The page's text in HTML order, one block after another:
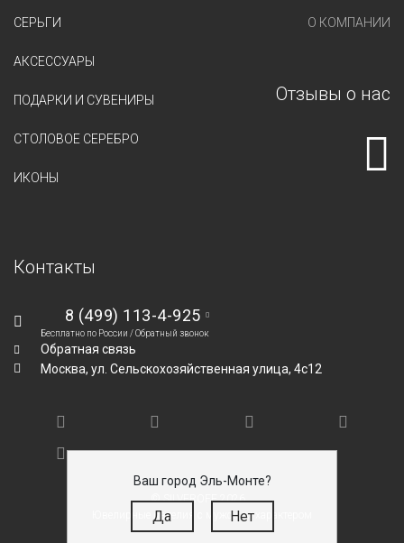
Ваш город Эль-Монте?
Да Нет
СЕРЬГИ
АКСЕССУАРЫ
ПОДАРКИ И СУВЕНИРЫ
СТОЛОВОЕ СЕРЕБРО
ИКОНЫ
О КОМПАНИИ
Отзывы о нас
Контакты
8 (499) 113-4-925
Бесплатно по России /Обратный звонок
Обратная связь
Москва, ул. Сельскохозяйственная улица, 4с12
© SILVEROFF 2026
Ювелирные изделия с мужским характером